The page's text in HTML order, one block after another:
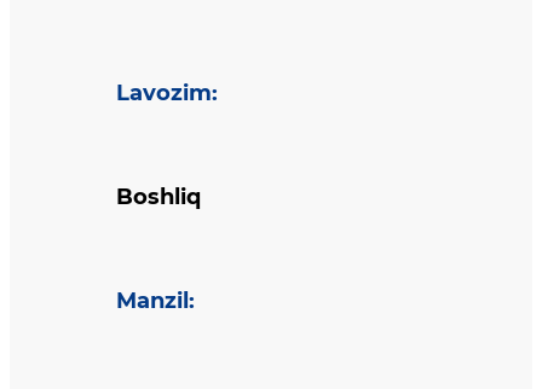
Lavozim:
Boshliq
Manzil :